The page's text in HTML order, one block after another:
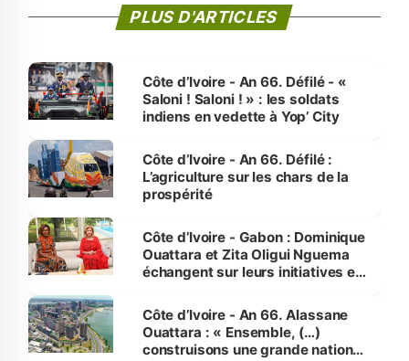
PLUS D'ARTICLES
Côte d’Ivoire - An 66. Défilé - «
Saloni ! Saloni ! » : les soldats
indiens en vedette à Yop’ City
Côte d’Ivoire - An 66. Défilé :
L’agriculture sur les chars de la
prospérité
Côte d’Ivoire - Gabon : Dominique
Ouattara et Zita Oligui Nguema
échangent sur leurs initiatives en
enfants
Côte d’Ivoire - An 66. Alassane
Ouattara : « Ensemble, (…)
construisons une grande nation